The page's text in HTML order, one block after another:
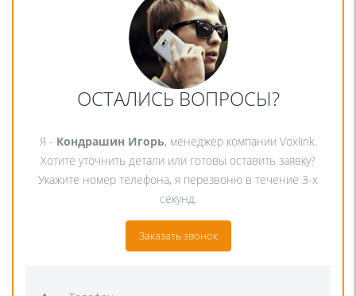
ОСТАЛИСЬ ВОПРОСЫ?
Я - Кондрашин Игорь, менеджер компании Voxlink.
Хотите уточнить детали или готовы оставить заявку?
Укажите номер телефона, я перезвоню в течение 3-х
секунд.
Заказать звонок